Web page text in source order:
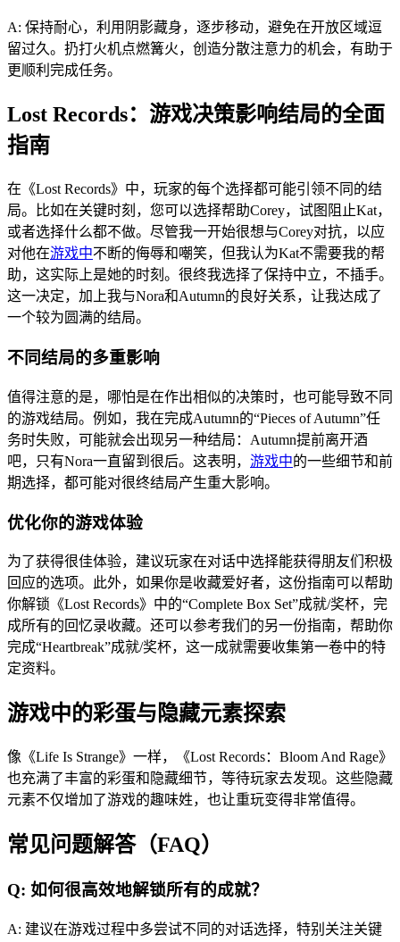
A: 保持耐心，利用阴影藏身，逐步移动，避免在开放区域逗
留过久。扔打火机点燃篝火，创造分散注意力的机会，有助于
更顺利完成任务。
Lost Records：游戏决策影响结局的全面
指南
在《Lost Records》中，玩家的每个选择都可能引领不同的结
局。比如在关键时刻，您可以选择帮助Corey，试图阻止Kat，
或者选择什么都不做。尽管我一开始很想与Corey对抗，以应
对他在游戏中不断的侮辱和嘲笑，但我认为Kat不需要我的帮
助，这实际上是她的时刻。很终我选择了保持中立，不插手。
这一决定，加上我与Nora和Autumn的良好关系，让我达成了
一个较为圆满的结局。
不同结局的多重影响
值得注意的是，哪怕是在作出相似的决策时，也可能导致不同
的游戏结局。例如，我在完成Autumn的“Pieces of Autumn”任
务时失败，可能就会出现另一种结局：Autumn提前离开酒
吧，只有Nora一直留到很后。这表明， 游戏中的一些细节和前
期选择，都可能对很终结局产生重大影响。
优化你的游戏体验
为了获得很佳体验，建议玩家在对话中选择能获得朋友们积极
回应的选项。此外，如果你是收藏爱好者，这份指南可以帮助
你解锁《Lost Records》中的“Complete Box Set”成就/奖杯，完
成所有的回忆录收藏。还可以参考我们的另一份指南，帮助你
完成“Heartbreak”成就/奖杯，这一成就需要收集第一卷中的特
定资料。
游戏中的彩蛋与隐藏元素探索
像《Life Is Strange》一样，《Lost Records：Bloom And Rage》
也充满了丰富的彩蛋和隐藏细节，等待玩家去发现。这些隐藏
元素不仅增加了游戏的趣味姓，也让重玩变得非常值得。
常见问题解答（FAQ）
Q: 如何很高效地解锁所有的成就？
A: 建议在游戏过程中多尝试不同的对话选择，特别关注关键